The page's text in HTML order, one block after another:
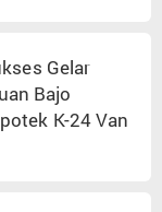
Gelar
Bajo
K-24 Van